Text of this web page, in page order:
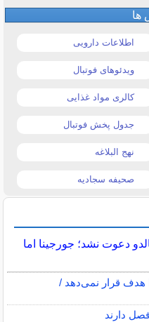
ها
اطلاعات دارویی
ویدئوهای فوتبال
کالری مواد غذایی
جدول پخش فوتبال
نهج البلاغه
صحیفه سجادیه
دعوت نشد؛ جورجینا اما
هدف قرار نمی‌دهد /